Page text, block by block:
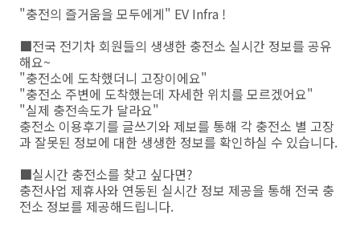
"충전의 즐거움을 모두에게" EV Infra !
■전국 전기차 회원들의 생생한 충전소 실시간 정보를 공유
해요~
"충전소에 도착했더니 고장이에요"
"충전소 주변에 도착했는데 자세한 위치를 모르겠어요"
"실제 충전속도가 달라요"
충전소 이용후기를 글쓰기와 제보를 통해 각 충전소 별 고장
과 잘못된 정보에 대한 생생한 정보를 확인하실 수 있습니다.
■실시간 충전소를 찾고 싶다면?
충전사업 제휴사와 연동된 실시간 정보 제공을 통해 전국 충
전소 정보를 제공해드립니다.